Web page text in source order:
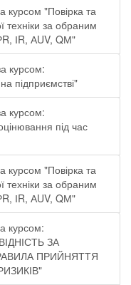
курсом "Повірка та
техніки за обраним
ІR, АUV, QМ"
курсом:
підприємстві"
курсом:
під час
курсом "Повірка та
техніки за обраним
ІR, АUV, QМ"
курсом:
ЗА
ПРИЙНЯТТЯ